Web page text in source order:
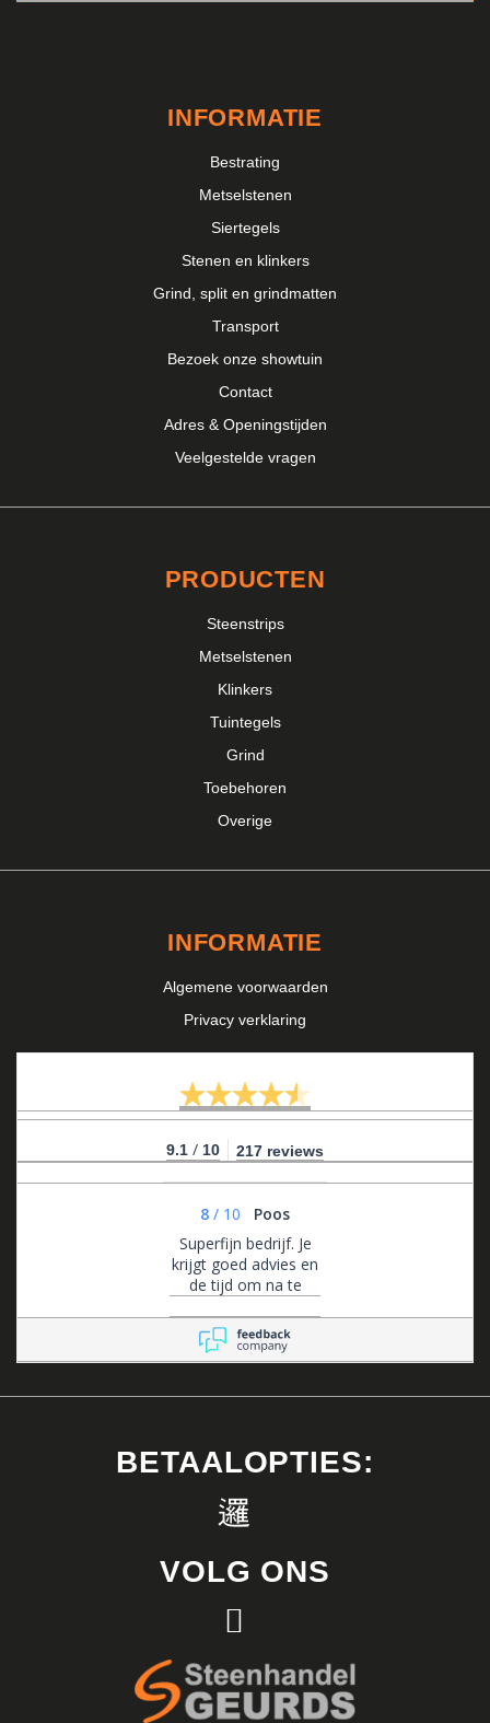
INFORMATIE
Bestrating
Metselstenen
Siertegels
Stenen en klinkers
Grind, split en grindmatten
Transport
Bezoek onze showtuin
Contact
Adres & Openingstijden
Veelgestelde vragen
PRODUCTEN
Steenstrips
Metselstenen
Klinkers
Tuintegels
Grind
Toebehoren
Overige
INFORMATIE
Algemene voorwaarden
Privacy verklaring
9.1 / 10 217 reviews
8 / 10
Poos
Superfijn bedrijf. Je
krijgt goed advies en
de tijd om na te
bereikbaar voor
advies en flexibel in
het maken van
BETAALOPTIES:
VOLG ONS